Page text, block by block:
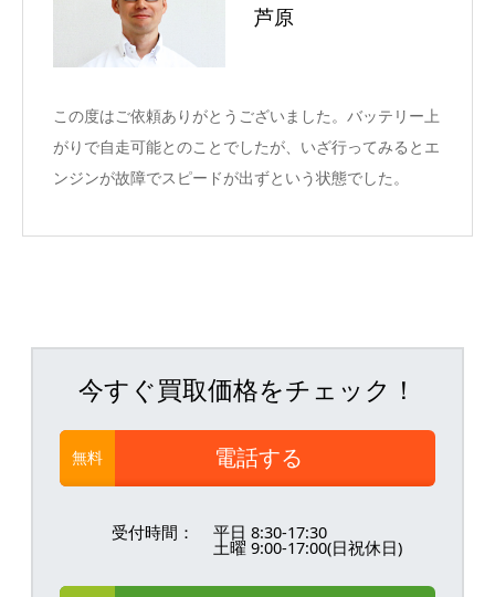
芦原
この度はご依頼ありがとうございました。バッテリー上
がりで自走可能とのことでしたが、いざ行ってみるとエ
ンジンが故障でスピードが出ずという状態でした。
今すぐ買取価格をチェック！
無料 電話する
受付時間： 平日 8:30-17:30
土曜 9:00-17:00(日祝休日)